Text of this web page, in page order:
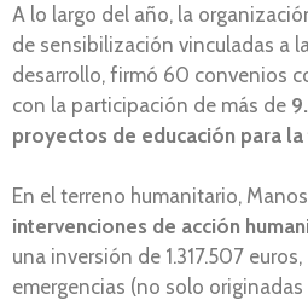
A lo largo del año, la
de sensibilización vinculadas a
desarrollo, firmó 60 convenios
con la participación de más de
proyectos de educación para
En el terreno humanitario,
intervenciones de acción
una inversión de 1.317.507
emergencias (no solo